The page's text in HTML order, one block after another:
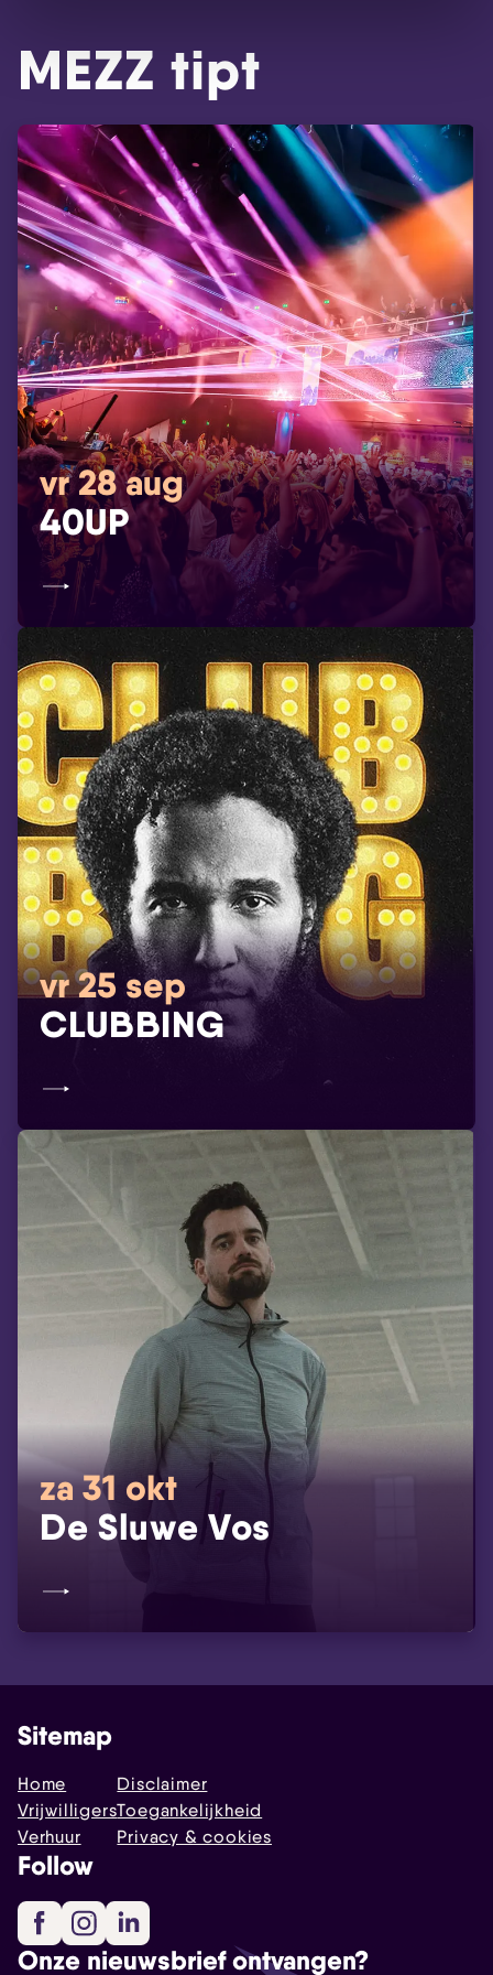
MEZZ tipt
vr 28 aug
40UP
vr 25 sep
CLUBBING
za 31 okt
De Sluwe Vos
Sitemap
Home
Vrijwilligers
Verhuur
Disclaimer
Toegankelijkheid
Privacy & cookies
Follow
FacebookInstagram
Onze nieuwsbrief ontvangen?